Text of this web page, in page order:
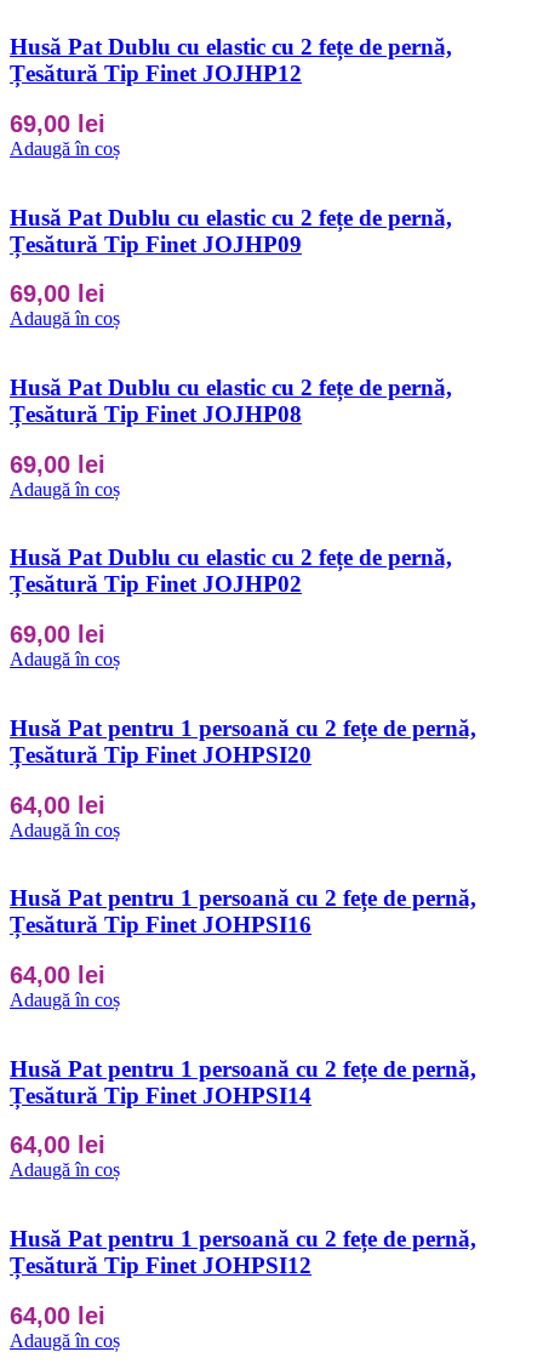
Husă Pat Dublu cu elastic cu 2 fețe de pernă,
Țesătură Tip Finet JOJHP12
69,00 lei
Adaugă în coș
Husă Pat Dublu cu elastic cu 2 fețe de pernă,
Țesătură Tip Finet JOJHP09
69,00 lei
Adaugă în coș
Husă Pat Dublu cu elastic cu 2 fețe de pernă,
Țesătură Tip Finet JOJHP08
69,00 lei
Adaugă în coș
Husă Pat Dublu cu elastic cu 2 fețe de pernă,
Țesătură Tip Finet JOJHP02
69,00 lei
Adaugă în coș
Husă Pat pentru 1 persoană cu 2 fețe de pernă,
Țesătură Tip Finet JOHPSI20
64,00 lei
Adaugă în coș
Husă Pat pentru 1 persoană cu 2 fețe de pernă,
Țesătură Tip Finet JOHPSI16
64,00 lei
Adaugă în coș
Husă Pat pentru 1 persoană cu 2 fețe de pernă,
Țesătură Tip Finet JOHPSI14
64,00 lei
Adaugă în coș
Husă Pat pentru 1 persoană cu 2 fețe de pernă,
Țesătură Tip Finet JOHPSI12
64,00 lei
Adaugă în coș